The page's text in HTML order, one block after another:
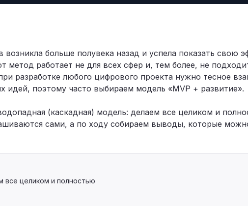
больше полувека назад и успела показать свою
метод работает не для всех сфер и, тем более, не
разработке любого цифрового проекта нужно тесное
идей, поэтому часто выбираем модель «MVP + развитие».
(каскадная) модель: делаем все целиком и
сами, а по ходу собираем выводы, которые
все целиком и полностью